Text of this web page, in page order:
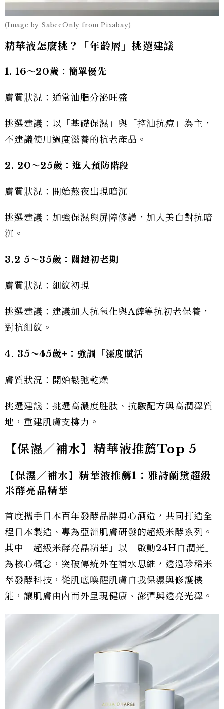
(Image by SabeeOnly from Pixabay)
精華液怎麼挑？「年齡層」挑選建議
1. 16～20歲：簡單優先
膚質狀況：通常油脂分泌旺盛
挑選建議：以「基礎保濕」與「控油抗痘」為主，
不建議使用過度滋養的抗老產品。
2. 20～25歲：進入預防階段
膚質狀況：開始熬夜出現暗沉
挑選建議：加強保濕與屏障修護，加入美白對抗暗
沉。
3.2 5～35歲：關鍵初老期
膚質狀況：細紋初現
挑選建議：建議加入抗氧化與A醇等抗初老保養，
對抗細紋。
4. 35～45歲+：強調「深度賦活」
膚質狀況：開始鬆弛乾燥
挑選建議：挑選高濃度胜肽、抗皺配方與高潤澤質
地，重建肌膚支撐力。
【保濕／補水】精華液推薦Top 5
【保濕／補水】精華液推薦1：雅詩蘭黛超級
米酵亮晶精華
首度攜手日本百年發酵品牌勇心酒造，共同打造全
程日本製造、專為亞洲肌膚研發的超級米酵系列。
其中「超級米酵亮晶精華」以「啟動24H自潤光」
為核心概念，突破傳統外在補水思維，透過珍稀米
萃發酵科技，從肌底喚醒肌膚自我保濕與修護機
能，讓肌膚由內而外呈現健康、澎彈與透亮光澤。